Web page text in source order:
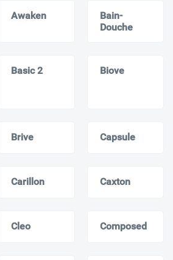
Awaken
Bain-
Douche
Basic 2 Biove
Brive Capsule
Carillon Caxton
Cleo Composed